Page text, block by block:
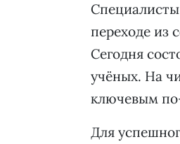
переходе из
Сегодня
учёных. На
ключевым
Для